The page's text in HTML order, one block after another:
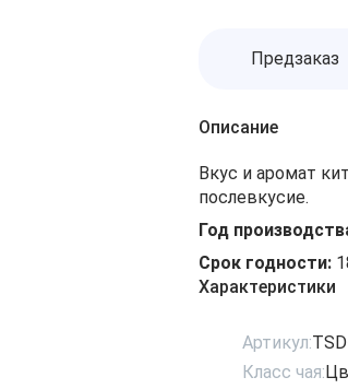
Предзаказ
Описание
Вкус и аромат
послевкусие.
Год
Срок годности:
Характеристики
Артикул:
Класс чая: